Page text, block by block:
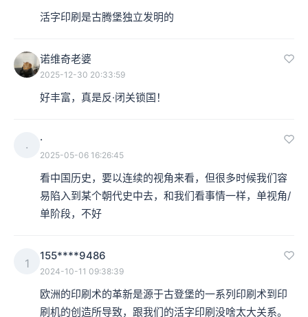
活字印刷是古腾堡独立发明的
诺维奇老婆
2025-12-30 20:33:59
好丰富，真是反·闭关锁国！
·
·
2025-05-06 16:26:45
看中国历史，要以连续的视角来看，但很多时候我们容
易陷入到某个朝代史中去，和我们看事情一样，单视角/
单阶段，不好
1
155****9486
2024-10-11 09:38:39
欧洲的印刷术的革新是源于古登堡的一系列印刷术到印
刷机的创造所导致，跟我们的活字印刷没啥太大关系。